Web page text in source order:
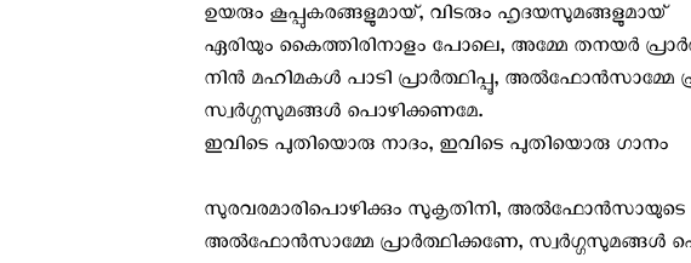
ഉയരും കൂപ്പുകരങ്ങളുമായ്, വിടരും ഹൃദയസുമങ്ങളുമായ്‌
ഏരിയും കൈത്തിരിനാളം പോലെ, അമ്മേ തനയര്‍
നിന്‍ മഹിമകള്‍ പാടി പ്രാര്‍ത്ഥിപ്പൂ, അല്‍ഫോന്‍സാമ്മേ
സ്വര്‍ഗ്ഗസുമങ്ങള്‍ പൊഴിക്കണമേ.
ഇവിടെ പുതിയൊരു നാദം, ഇവിടെ പുതിയൊരു ഗാനം
സുരവരമാരിപൊഴിക്കും സുകൃതിനി, അല്‍ഫോന്‍സായുടെ
അല്‍ഫോന്‍സാമ്മേ പ്രാര്‍ത്ഥിക്കണേ, സ്വര്‍ഗ്ഗസുമങ്ങള്‍